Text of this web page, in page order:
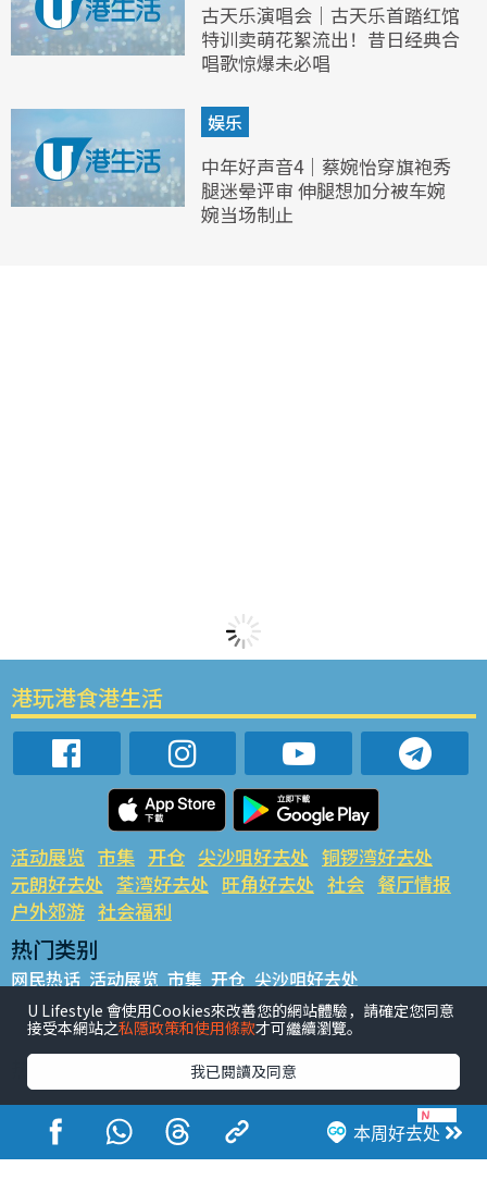
古天乐演唱会｜古天乐首踏红馆
特训卖萌花絮流出！昔日经典合
唱歌惊爆未必唱
娱乐
中年好声音4｜蔡婉怡穿旗袍秀
腿迷晕评审 伸腿想加分被车婉
婉当场制止
本周好去处
港玩港食港生活
活动展览 市集 开仓 尖沙咀好去处 铜锣湾好去处
元朗好去处 荃湾好去处 旺角好去处 社会 餐厅情报
户外郊游 社会福利
热门类别
网民热话 活动展览 市集 开仓 尖沙咀好去处
铜锣湾好去处 元朗好去处 荃湾好去处 旺角好去处 社会
餐厅情报 户外郊游
热门标签
#UGO揾好去处 #人气活动推介 #美食社群热话
#亲子玩乐好去处
#ULifestyle应用程式
#限时抢
#UJetso礼物放送
#ULifestyle商户中心 #著数 #网络热话
U Lifestyle 會使用Cookies來改善您的網站體驗，請確定您同意
接受本網站之私隱政策和使用條款才可繼續瀏覽。
我已閱讀及同意